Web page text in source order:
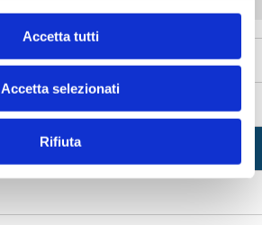
Accetta tutti
Accetta selezionati
Rifiuta